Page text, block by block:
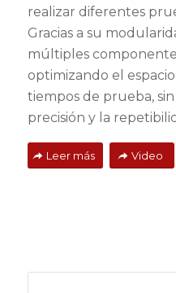
realizar diferentes
Gracias a su
múltiples
optimizando el
tiempos de prueba,
precisión y la
Leer más Video